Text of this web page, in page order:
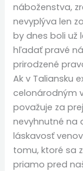
náboženstva,
nevyplýva len
by dnes boli už
hľadať pravé
prirodzené
Ak v Taliansku
celonárodným
považuje za
nevyhnutné na
láskavosť
tomu, ktoré sa
priamo pred